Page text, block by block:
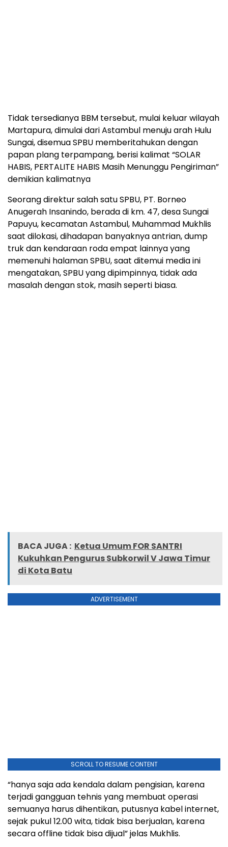
Tidak tersedianya BBM tersebut, mulai keluar wilayah
Martapura, dimulai dari Astambul menuju arah Hulu
Sungai, disemua SPBU memberitahukan dengan
papan plang terpampang, berisi kalimat “SOLAR
HABIS, PERTALITE HABIS Masih Menunggu Pengiriman”
demikian kalimatnya
Seorang direktur salah satu SPBU, PT. Borneo
Anugerah Insanindo, berada di km. 47, desa Sungai
Papuyu, kecamatan Astambul, Muhammad Mukhlis
saat dilokasi, dihadapan banyaknya antrian, dump
truk dan kendaraan roda empat lainnya yang
memenuhi halaman SPBU, saat ditemui media ini
mengatakan, SPBU yang dipimpinnya, tidak ada
masalah dengan stok, masih seperti biasa.
BACA JUGA : Ketua Umum FOR SANTRI
Kukuhkan Pengurus Subkorwil V Jawa Timur
di Kota Batu
ADVERTISEMENT
SCROLL TO RESUME CONTENT
“hanya saja ada kendala dalam pengisian, karena
terjadi gangguan tehnis yang membuat operasi
semuanya harus dihentikan, putusnya kabel internet,
sejak pukul 12.00 wita, tidak bisa berjualan, karena
secara offline tidak bisa dijual” jelas Mukhlis.